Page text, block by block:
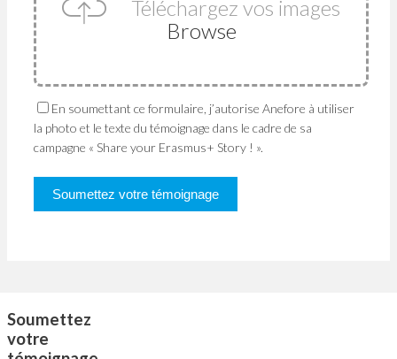
Téléchargez vos images
Browse
En soumettant ce formulaire, j’autorise Anefore à utiliser
la photo et le texte du témoignage dans le cadre de sa
campagne « Share your Erasmus+ Story ! ».
Soumettez
votre